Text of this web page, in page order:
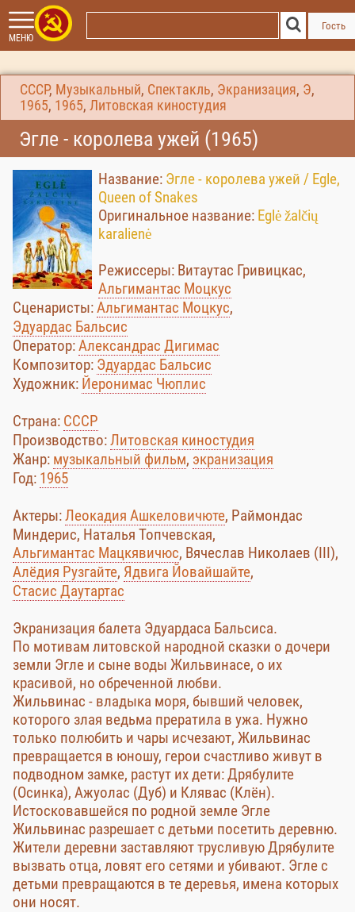
МЕНЮ
Гость
СССР, Музыкальный, Спектакль, Экранизация, Э,
1965, 1965, Литовская киностудия
Эгле - королева ужей (1965)
Название: Эгле - королева ужей / Egle,
Queen of Snakes
Оригинальное название: Eglė žalčių
karalienė
Режиссеры: Витаутас Гривицкас,
Альгимантас Моцкус
Сценаристы:Альгимантас Моцкус,
Эдуардас Бальсис
Оператор:Александрас Дигимас
Композитор: Эдуардас Бальсис
Художник: Йеронимас Чюплис
Страна: CCCР
Производство:Литовская киностудия
Жанр: музыкальный фильм, экранизация
Год: 1965
Актеры:Леокадия Ашкеловичюте, Раймондас
Миндерис, Наталья Топчевская,
Альгимантас Мацкявичюс, Вячеслав Николаев (III),
Алёдия Рузгайте, Ядвига Йовайшайте,
Стасис Даутартас
Экранизация балета Эдуардаса Бальсиса.
По мотивам литовской народной сказки о дочери
земли Эгле и сыне воды Жильвинасе, о их
красивой, но обреченной любви.
Жильвинас - владыка моря, бывший человек,
которого злая ведьма прератила в ужа. Нужно
только полюбить и чары исчезают, Жильвинас
превращается в юношу, герои счастливо живут в
подводном замке, растут их дети: Дрябулите
(Осинка), Ажуолас (Дуб) и Клявас (Клён).
Истосковавшейся по родной земле Эгле
Жильвинас разрешает с детьми посетить деревню.
Жители деревни заставляют трусливую Дрябулите
вызвать отца, ловят его сетями и убивают. Эглe с
детьми превращаются в те деревья, имена которых
они носят.